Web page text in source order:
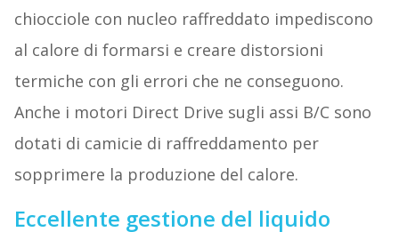
chiocciole con nucleo raffreddato impediscono
al calore di formarsi e creare distorsioni
termiche con gli errori che ne conseguono.
Anche i motori Direct Drive sugli assi B/C sono
dotati di camicie di raffreddamento per
sopprimere la produzione del calore.
Eccellente gestione del liquido